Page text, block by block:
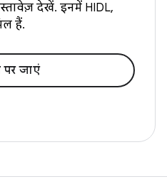
देखें. इनमें HIDL,
हैं.
जाएं